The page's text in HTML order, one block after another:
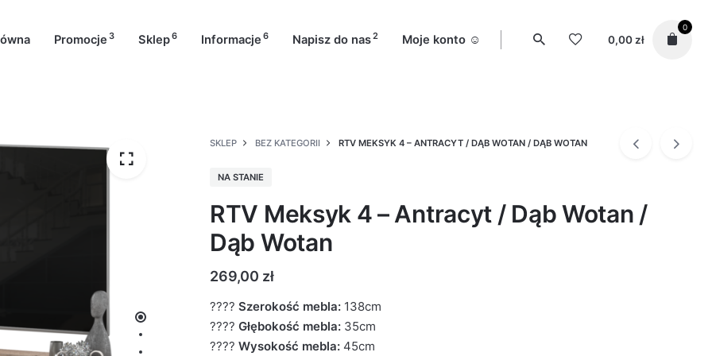
Promocje 3 Sklep6 Informacje 6 Napisz do nas2 Moje konto ☺️ 0,00 zł
0
SKLEP BEZ KATEGORII RTV MEKSYK 4 – ANTRACYT / DĄB WOTAN / DĄB WOTAN
NA STANIE
RTV Meksyk 4 – Antracyt / Dąb Wotan /
Dąb Wotan
269,00 zł
???? Szerokość mebla: 138cm
???? Głębokość mebla: 35cm
???? Wysokość mebla: 45cm